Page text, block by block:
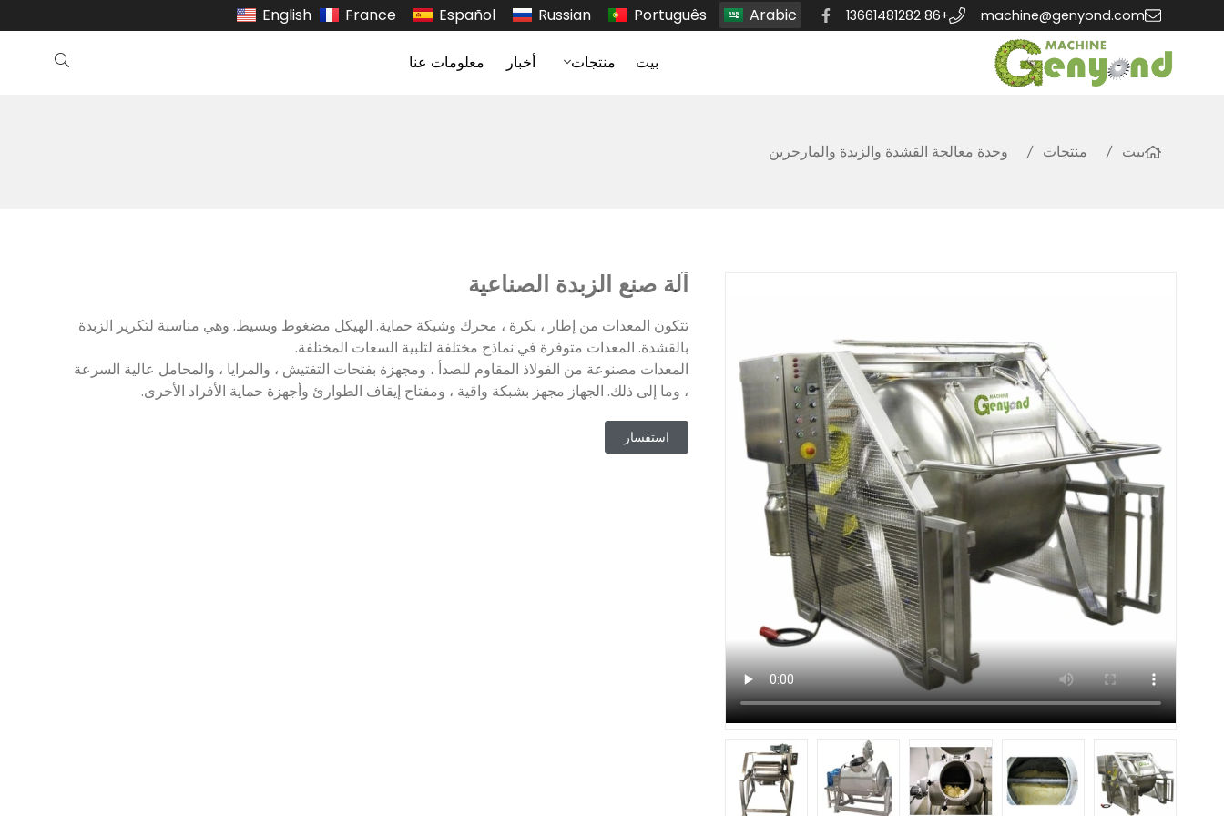
machine@genyond.com
+86 13661481282
English France Español Russian Português Arabic
بيت منتجات أخبار معلومات عنا
بيت منتجات وحدة معالجة القشدة والزبدة والمارجرين
آلة صنع الزبدة الصناعية
تتكون المعدات من إطار ، بكرة ، محرك وشبكة حماية. الهيكل مضغوط وبسيط. وهي مناسبة لتكرير الزبدة
بالقشدة. المعدات متوفرة في نماذج مختلفة لتلبية السعات المختلفة.
المعدات مصنوعة من الفولاذ المقاوم للصدأ ، ومجهزة بفتحات التفتيش ، والمرايا ، والمحامل عالية السرعة
، وما إلى ذلك. الجهاز مجهز بشبكة واقية ، ومفتاح إيقاف الطوارئ وأجهزة حماية الأفراد الأخرى.
استفسار